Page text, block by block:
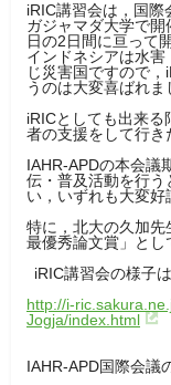
iRIC講習会は，国
ガジャマダ大学で開
日の2日間に亘って
インドネシアは水害
じ災害国ですので，
うのは大変喜ばれま
iRICとしても出来る
者の支援をして行き
IAHR-APDの本会議
伝・ 普及活動を行う
い， いずれも大変好
特に，北大の久加先
最優秀論文賞」とし
iRIC講習会の様子
http://i-
Jogja/index.html
IAHR-APD国際会議